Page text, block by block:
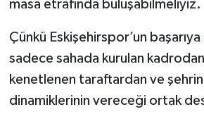
masa etrafında buluşabilmeliyiz.
Çünkü Eskişehirspor’un başarıya
sadece sahada kurulan
kenetlenen taraftardan ve
dinamiklerinin vereceği ortak